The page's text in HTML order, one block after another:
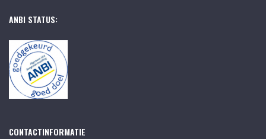
ANBI STATUS:
CONTACTINFORMATIE